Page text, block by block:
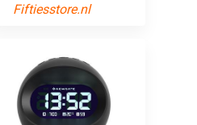
Fiftiesstore.nl